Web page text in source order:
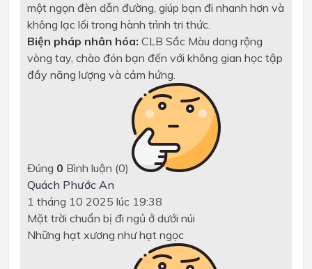
một ngọn đèn dẫn đường, giúp bạn đi nhanh hơn và
không lạc lối trong hành trình tri thức.
Biện pháp nhân hóa: CLB Sắc Màu dang rộng
vòng tay, chào đón bạn đến với không gian học tập
đầy năng lượng và cảm hứng.
Đúng 0 Bình luận (0)
Quách Phước An
1 tháng 10 2025 lúc 19:38
Mặt trời chuẩn bị đi ngủ ở dưới núi
Những hạt xương như hạt ngọc